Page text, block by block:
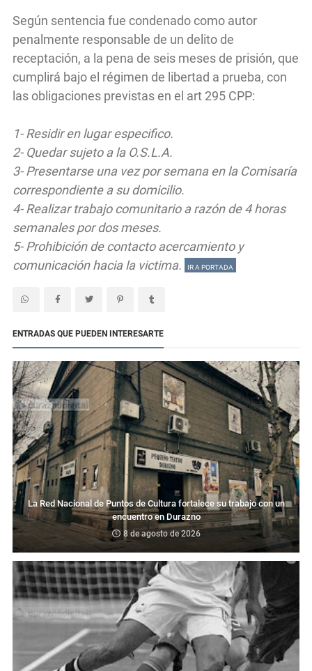
Según sentencia fue condenado como autor
penalmente responsable de un delito de
receptación, a la pena de seis meses de prisión, que
cumplirá bajo el régimen de libertad a prueba, con
las obligaciones previstas en el art 295 CPP:
1- Residir en lugar especifico.
2- Quedar sujeto a la O.S.L.A.
3- Presentarse una vez por semana en la Comisaría
correspondiente a su domicilio.
4- Realizar trabajo comunitario a razón de 4 horas
semanales por dos meses.
5- Prohibición de contacto acercamiento y
comunicación hacia la victima.
IR A PORTADA
ENTRADAS QUE PUEDEN INTERESARTE
La Red Nacional de Puntos de Cultura fortalece su trabajo con un
encuentro en Durazno
8 de agosto de 2026